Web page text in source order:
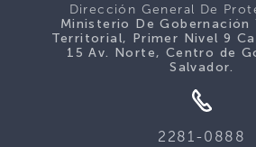
Dirección General De
Ministerio De Gobernación
Territorial, Primer Nivel 9
15 Av. Norte, Centro de
Salvador.
2281-0888